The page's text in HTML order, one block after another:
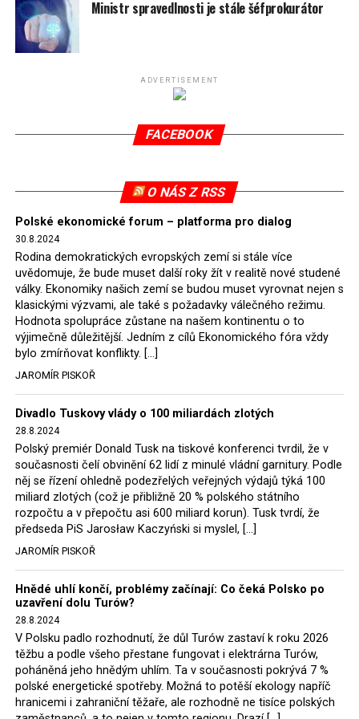
spotřeby.
Připomeňme, že ukončení těžby hnědého uhlí pro
(SDEU) v souvislosti se stížnostmi českých samospráv
verdiktem španělské soudkyně Rosario Silva de Lapureta
tomuto rozhodnutí nevyhověla, proto na žádost
2022, než byl tento případ z důvodu uzavření dohody
Polska s Českou republikou o odstranění příčin sporu o
důl Turów vymazán z rejstříku tribunálu. Celkem si
Polsko nechalo z přiznaných evropských fondů odečíst
asi 70 milionů eur na pokutách a 45 milionů eur
zaplatilo jako odškodnění České republice – ale jak důl,
tak elektrárna nadále fungovaly. Už tehdy zástupci
tehdejší opozice a dnes vládnoucí koalice, jako
místopředseda Občanské platformy (PO) Rafał
Hołownia, přímo řekli, že by se polská vláda měla
tomuto rozhodnutí podřídit.
Rozhodnutí polského ministra spravedlnosti jistě potěší
německé, české a polské ekology, ale i těžaře. Je těžké si
představit, že by o takové věci rozhodoval sám ministr
Bodnar. Musel získat politický souhlas vládnoucí koalice.
Stále jsou totiž platné argumenty Morawieckého vlády,
že důl i elektrárna jsou – kromě zabezpečování cca 7 %
polského energetického mixu – klíčovými podniky, spolu
se svými dceřinými společnostmi zaměstnávají cca pět
tisíc lidí. Navíc s činností dolu a elektrárny nepřímo
souvisí dalších několik desítek tisíc pracovních míst v
regionu. Zelená politika ale opět zvítězila.
Rozhodnutí polského ministra spravedlnosti jistě potěší
Ministr spravedlnosti je stále šéfprokurátor
ADVERTISEMENT
FACEBOOK
O NÁS Z RSS
Polské ekonomické forum – platforma pro dialog
30.8.2024
Rodina demokratických evropských zemí si stále více
uvědomuje, že bude muset další roky žít v realitě nové studené
války. Ekonomiky našich zemí se budou muset vyrovnat nejen s
klasickými výzvami, ale také s požadavky válečného režimu.
Hodnota spolupráce zůstane na našem kontinentu o to
výjimečně důležitější. Jedním z cílů Ekonomického fóra vždy
bylo zmírňovat konflikty. […]
JAROMÍR PISKOŘ
Divadlo Tuskovy vlády o 100 miliardách zlotých
28.8.2024
Polský premiér Donald Tusk na tiskové konferenci tvrdil, že v
současnosti čelí obvinění 62 lidí z minulé vládní garnitury. Podle
něj se řízení ohledně podezřelých veřejných výdajů týká 100
miliard zlotých (což je přibližně 20 % polského státního
rozpočtu a v přepočtu asi 600 miliard korun). Tusk tvrdí, že
předseda PiS Jarosław Kaczyński si myslel, […]
JAROMÍR PISKOŘ
Hnědé uhlí končí, problémy začínají: Co čeká Polsko po
uzavření dolu Turów?
28.8.2024
V Polsku padlo rozhodnutí, že důl Turów zastaví k roku 2026
těžbu a podle všeho přestane fungovat i elektrárna Turów,
poháněná jeho hnědým uhlím. Ta v současnosti pokrývá 7 %
polské energetické spotřeby. Možná to potěší ekology napříč
hranicemi i zahraniční těžaře, ale rozhodně ne tisíce polských